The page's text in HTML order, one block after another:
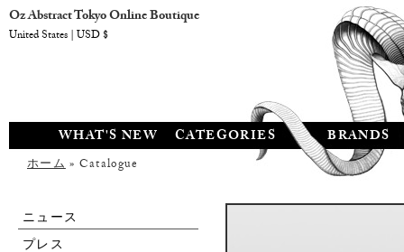
WHAT'S NEW CATEGORIES BRANDS
ホーム» Catalogue
ニュース
プレス
Oz Abstract Tokyo Online Boutique
United States | USD $